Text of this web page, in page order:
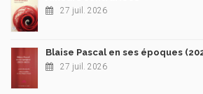
27 juil. 2026
Blaise Pascal en ses époques
27 juil. 2026